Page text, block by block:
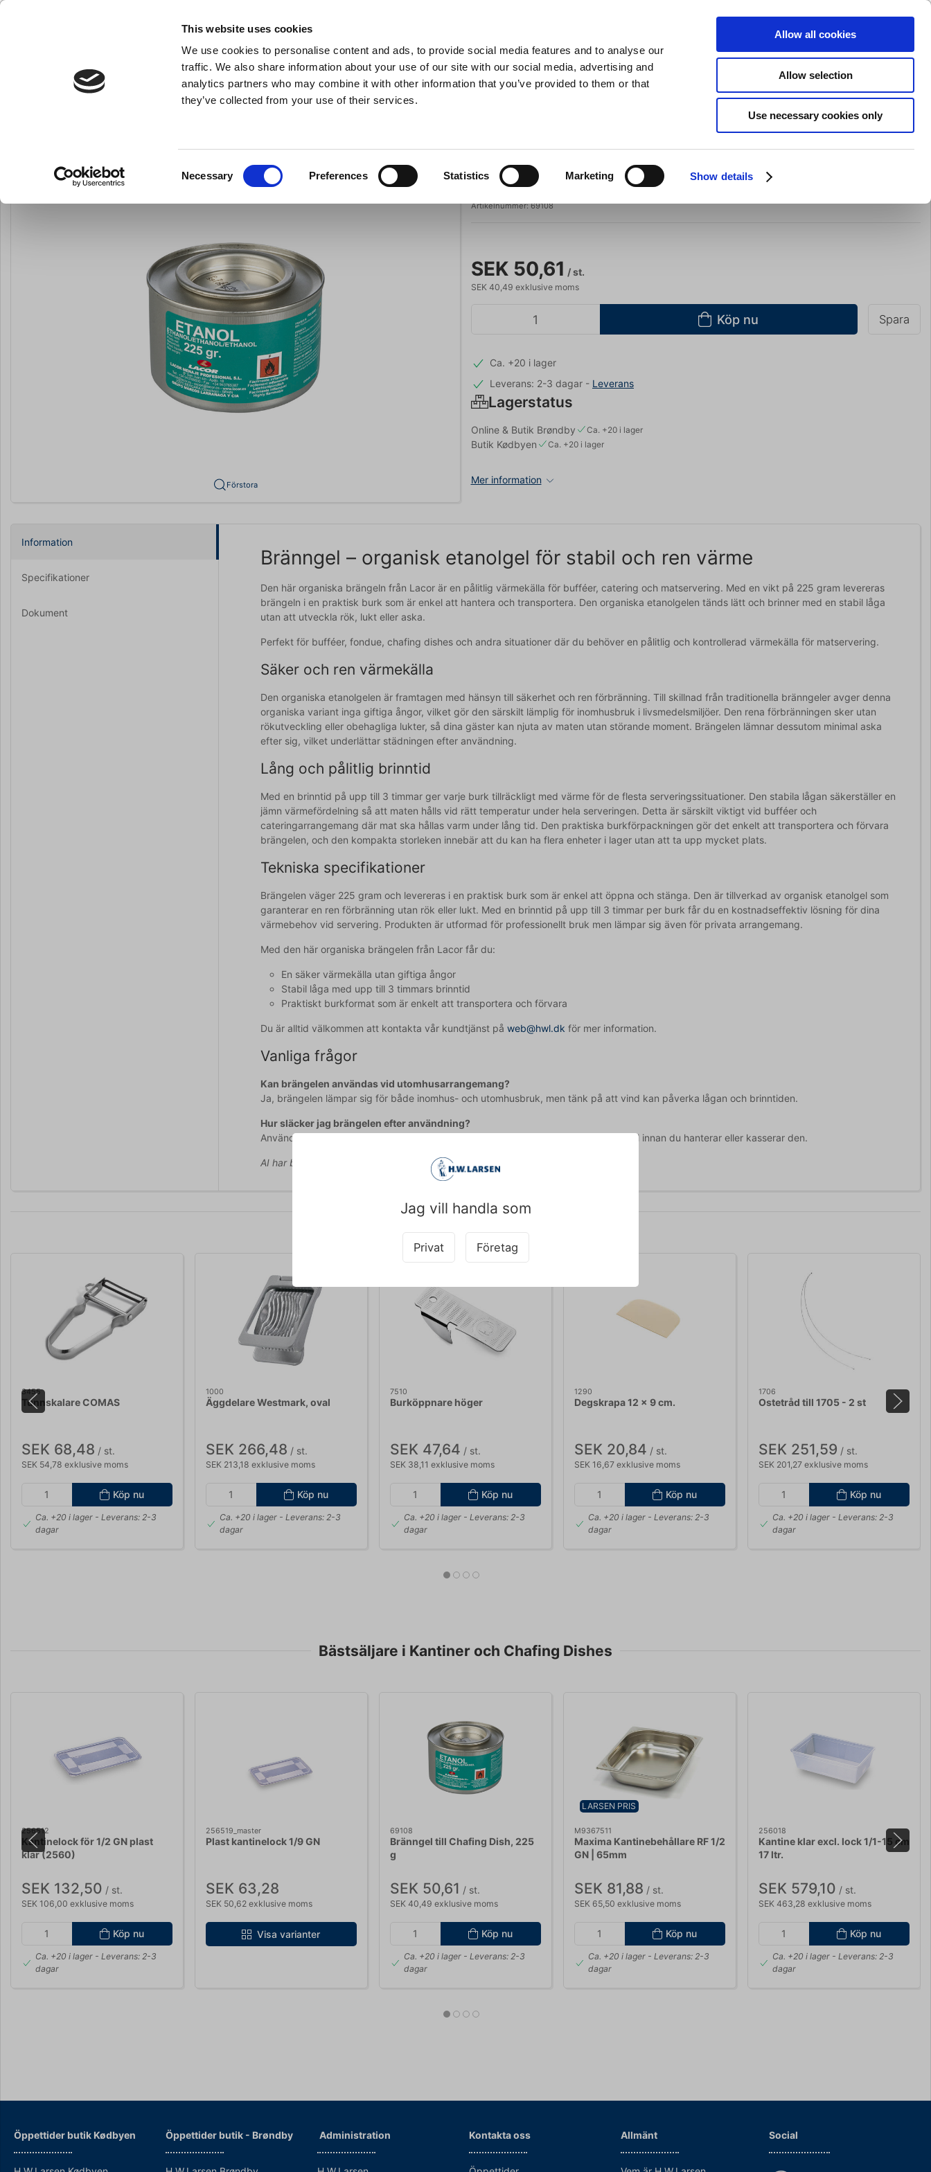
This website uses cookies
We use cookies to personalise content and ads, to provide social media features and to analyse our
traffic. We also share information about your use of our site with our social media, advertising and
analytics partners who may combine it with other information that you’ve provided to them or that
they’ve collected from your use of their services.
Necessary Preferences Statistics Marketing Show details
Allow all cookies
Allow selection
Use necessary cookies only
- Allt vad du behöver till ditt kök Sök Kundvagn (0)
Bakredskap Kok- och stekkärl Grillar Köksmaskiner Restaurangkläder Erbjurdanden Brands
Jag vill handla som
Privat Företag
Förstora
Bränngel till Chafing Dish, 225 g
Artikelnummer:69108
SEK 50,61 / st.
SEK 40,49 exklusive moms
Köp nu Spara
Ca. +20 i lager
Leverans: 2-3 dagar - Leverans
Lagerstatus
Online & Butik Brøndby Ca. +20 i lager
Butik Kødbyen Ca. +20 i lager
Mer information
Information
Specifikationer
Dokument
Bränngel – organisk etanolgel för stabil och ren värme
Den här organiska brängeln från Lacor är en pålitlig värmekälla för bufféer, catering och matservering. Med en vikt på 225 gram levereras
brängeln i en praktisk burk som är enkel att hantera och transportera. Den organiska etanolgelen tänds lätt och brinner med en stabil låga
utan att utveckla rök, lukt eller aska.
Perfekt för bufféer, fondue, chafing dishes och andra situationer där du behöver en pålitlig och kontrollerad värmekälla för matservering.
Säker och ren värmekälla
Den organiska etanolgelen är framtagen med hänsyn till säkerhet och ren förbränning. Till skillnad från traditionella bränngeler avger denna
organiska variant inga giftiga ångor, vilket gör den särskilt lämplig för inomhusbruk i livsmedelsmiljöer. Den rena förbränningen sker utan
rökutveckling eller obehagliga lukter, så dina gäster kan njuta av maten utan störande moment. Brängelen lämnar dessutom minimal aska
efter sig, vilket underlättar städningen efter användning.
Lång och pålitlig brinntid
Med en brinntid på upp till 3 timmar ger varje burk tillräckligt med värme för de flesta serveringssituationer. Den stabila lågan säkerställer en
jämn värmefördelning så att maten hålls vid rätt temperatur under hela serveringen. Detta är särskilt viktigt vid bufféer och
cateringarrangemang där mat ska hållas varm under lång tid. Den praktiska burkförpackningen gör det enkelt att transportera och förvara
brängelen, och den kompakta storleken innebär att du kan ha flera enheter i lager utan att ta upp mycket plats.
Tekniska specifikationer
Brängelen väger 225 gram och levereras i en praktisk burk som är enkel att öppna och stänga. Den är tillverkad av organisk etanolgel som
garanterar en ren förbränning utan rök eller lukt. Med en brinntid på upp till 3 timmar per burk får du en kostnadseffektiv lösning för dina
värmebehov vid servering. Produkten är utformad för professionellt bruk men lämpar sig även för privata arrangemang.
Med den här organiska brängelen från Lacor får du:
En säker värmekälla utan giftiga ångor
Stabil låga med upp till 3 timmars brinntid
Praktiskt burkformat som är enkelt att transportera och förvara
Du är alltid välkommen att kontakta vår kundtjänst på web@hwl.dk för mer information.
Vanliga frågor
Kan brängelen användas vid utomhusarrangemang?
Ja, brängelen lämpar sig för både inomhus- och utomhusbruk, men tänk på att vind kan påverka lågan och brinntiden.
Hur släcker jag brängelen efter användning?
Använd burkens lock för att kväva lågan. Se till att brängelen är helt släckt och sval innan du hanterar eller kasserar den.
AI har bidragit till texten och därför reserverar vi oss för eventuella fel.
Köpt tillsammans med
3455
Tunnskalare COMAS
SEK 68,48 / st.
SEK 54,78 exklusive moms
Köp nu
Ca. +20 i lager- Leverans: 2-3
dagar
1000
Äggdelare Westmark, oval
SEK 266,48 / st.
SEK 213,18 exklusive moms
Köp nu
Ca. +20 i lager- Leverans: 2-3
dagar
7510
Burköppnare höger
SEK 47,64 / st.
SEK 38,11 exklusive moms
Köp nu
Ca. +20 i lager- Leverans: 2-3
dagar
1290
Degskrapa 12 x 9 cm.
SEK 20,84 / st.
SEK 16,67 exklusive moms
Köp nu
Ca. +20 i lager- Leverans: 2-3
dagar
1706
Ostetråd till 1705 - 2 st
SEK 251,59 / st.
SEK 201,27 exklusive moms
Köp nu
Ca. +20 i lager- Leverans: 2-3
dagar
Bästsäljare i Kantiner och Chafing Dishes
256512
Kantinelock för 1/2 GN plast
klar (2560)
SEK 132,50 / st.
SEK 106,00 exklusive moms
Köp nu
Ca. +20 i lager- Leverans: 2-3
dagar
256519_master
Plast kantinelock 1/9 GN
SEK 63,28
SEK 50,62 exklusive moms
Visa varianter
69108
Bränngel till Chafing Dish, 225
g
SEK 50,61 / st.
SEK 40,49 exklusive moms
Köp nu
Ca. +20 i lager- Leverans: 2-3
dagar
LARSEN PRIS
M9367511
Maxima Kantinebehållare RF 1/2
GN | 65mm
SEK 81,88 / st.
SEK 65,50 exklusive moms
Köp nu
Ca. +20 i lager- Leverans: 2-3
dagar
256018
Kantine klar excl. lock 1/1-15 cm
17 ltr.
SEK 579,10 / st.
SEK 463,28 exklusive moms
Köp nu
Ca. +20 i lager- Leverans: 2-3
dagar
Öppettider butik Kødbyen Öppettider butik - Brøndby Administration Kontakta oss Allmänt Social